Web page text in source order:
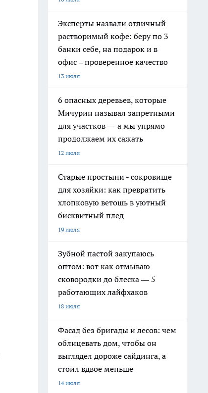
Эксперты назвали отличный
растворимый кофе: беру по 3
банки себе, на подарок и в
офис – проверенное качество
13 июля
6 опасных деревьев, которые
Мичурин называл запретными
для участков — а мы упрямо
продолжаем их сажать
12 июля
Старые простыни - сокровище
для хозяйки: как превратить
хлопковую ветошь в уютный
бисквитный плед
19 июля
Зубной пастой закупаюсь
оптом: вот как отмываю
сковородки до блеска — 5
работающих лайфхаков
18 июля
Фасад без бригады и лесов: чем
облицевать дом, чтобы он
выглядел дороже сайдинга, а
стоил вдвое меньше
14 июля